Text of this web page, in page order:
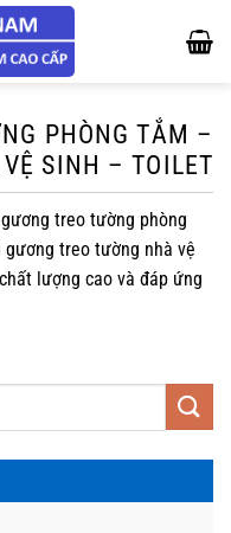
PHÒNG TẮM –
SINH – TOILET
treo tường phòng
treo tường nhà vệ
lượng cao và đáp ứng